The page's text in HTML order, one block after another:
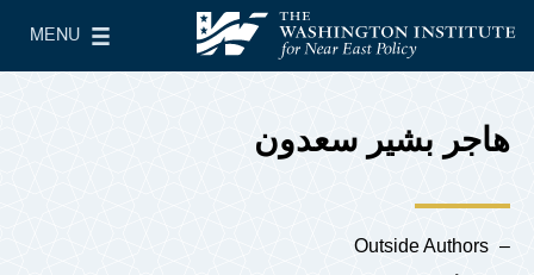
معهد واشنطن لسياسات الشرق الأدنى
MENU
Main Menu
هاجر بشير سعدون
Outside Authors